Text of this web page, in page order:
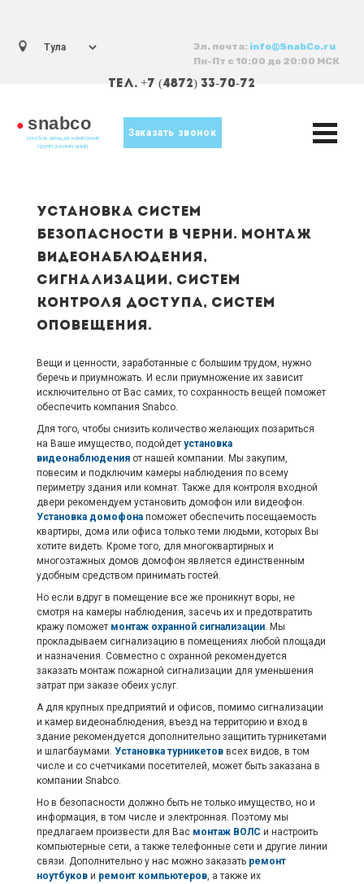
● snabco
снабжающая компания
группа компаний
Заказать звонок
ТЕЛ. +7 (4872) 33-70-72
Эл. почта: info@SnabCo.ru
Пн-Пт с 10:00 до 20:00 МСК
Установка систем
безопасности в Черни. Монтаж
видеонаблюдения,
сигнализации, систем
контроля доступа, систем
оповещения.
Вещи и ценности, заработанные с большим трудом, нужно
беречь и приумножать. И если приумножение их зависит
исключительно от Вас самих, то сохранность вещей поможет
обеспечить компания Snabco.
Для того, чтобы снизить количество желающих позариться
на Ваше имущество, подойдет установка
видеонаблюденияот нашей компании. Мы закупим,
повесим и подключим камеры наблюдения по всему
периметру здания или комнат. Также для контроля входной
двери рекомендуем установить домофон или видеофон.
Установка домофонапоможет обеспечить посещаемость
квартиры, дома или офиса только теми людьми, которых Вы
хотите видеть. Кроме того, для многоквартирных и
многоэтажных домов домофон является единственным
удобным средством принимать гостей.
Но если вдруг в помещение все же проникнут воры, не
смотря на камеры наблюдения, засечь их и предотвратить
кражу поможет монтаж охранной сигнализации. Мы
прокладываем сигнализацию в помещениях любой площади
и назначения. Совместно с охранной рекомендуется
заказать монтаж пожарной сигнализации для уменьшения
затрат при заказе обеих услуг.
А для крупных предприятий и офисов, помимо сигнализации
и камер видеонаблюдения, въезд на территорию и вход в
здание рекомендуется дополнительно защитить турникетами
и шлагбаумами. Установка турникетоввсех видов, в том
числе и со счетчиками посетителей, может быть заказана в
компании Snabco.
Но в безопасности должно быть не только имущество, но и
информация, в том числе и электронная. Поэтому мы
предлагаем произвести для Вас монтаж ВОЛС и настроить
компьютерные сети, а также телефонные сети и другие линии
связи. Дополнительно у нас можно заказать ремонт
ноутбукови ремонт компьютеров, а также их